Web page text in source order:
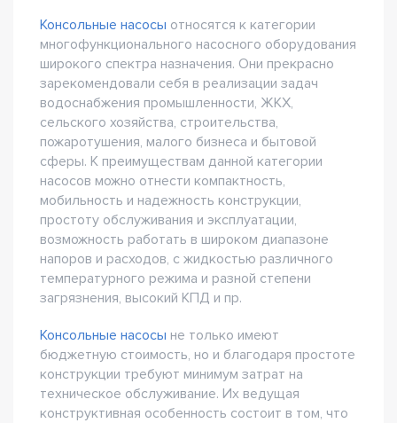
Консольные насосы относятся к категории
многофункционального насосного оборудования
широкого спектра назначения. Они прекрасно
зарекомендовали себя в реализации задач
водоснабжения промышленности, ЖКХ,
сельского хозяйства, строительства,
пожаротушения, малого бизнеса и бытовой
сферы. К преимуществам данной категории
насосов можно отнести компактность,
мобильность и надежность конструкции,
простоту обслуживания и эксплуатации,
возможность работать в широком диапазоне
напоров и расходов, с жидкостью различного
температурного режима и разной степени
загрязнения, высокий КПД и пр.
Консольные насосы не только имеют
бюджетную стоимость, но и благодаря простоте
конструкции требуют минимум затрат на
техническое обслуживание. Их ведущая
конструктивная особенность состоит в том, что